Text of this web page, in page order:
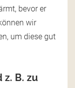
bevor er
wir
um diese gut
B. zu